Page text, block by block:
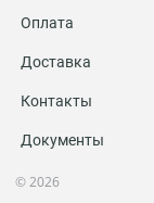
Оплата
Доставка
Контакты
Документы
© 2026